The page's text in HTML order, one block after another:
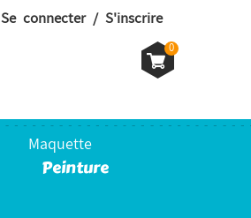
Se connecter / S'inscrire
0
Maquette
Peinture